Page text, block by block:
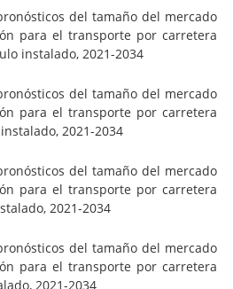
del tamaño del mercado
para el transporte por carretera
instalado, 2021-2034
del tamaño del mercado
para el transporte por carretera
2021-2034
del tamaño del mercado
para el transporte por carretera
2021-2034
del tamaño del mercado
para el transporte por carretera
2021-2034